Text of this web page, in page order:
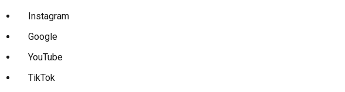
Instagram
Google
YouTube
TikTok